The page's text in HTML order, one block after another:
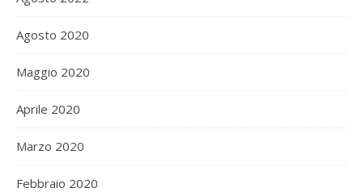
Agosto 2020
Maggio 2020
Aprile 2020
Marzo 2020
Febbraio 2020